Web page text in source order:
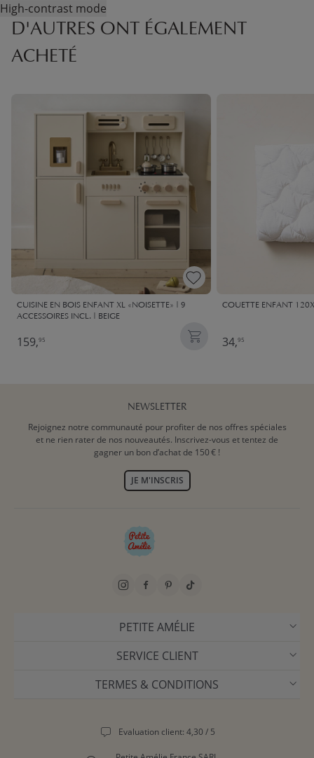
High-contrast mode
D'AUTRES ONT ÉGALEMENT
ACHETÉ
CUISINE EN BOIS ENFANT XL «NOISETTE» | 9
ACCESSOIRES INCL. | BEIGE
159,95
COUETTE ENFANT
34,95
NEWSLETTER
Rejoignez notre communauté pour profiter de nos offres spéciales
et ne rien rater de nos nouveautés. Inscrivez-vous et tentez de
gagner un bon d’achat de 150 € !
JE M'INSCRIS
PETITE AMÉLIE
SERVICE CLIENT
TERMES & CONDITIONS
Evaluation client: 4,30 / 5